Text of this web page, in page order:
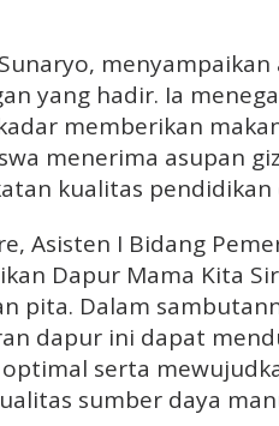
yang hadir. Ia
memberikan
menerima asupan
kualitas pendidikan
Asisten I Bidang
Dapur Mama Kita
pita. Dalam
dapur ini dapat
serta
sumber daya